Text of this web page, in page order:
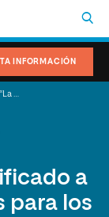
INFORMACIÓN
a
para los